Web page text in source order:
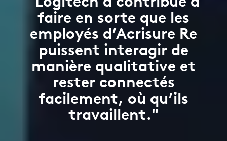
faire en sorte que les
employés d’Acrisure Re
puissent interagir de
manière qualitative et
rester connectés
facilement, où qu’ils
travaillent."